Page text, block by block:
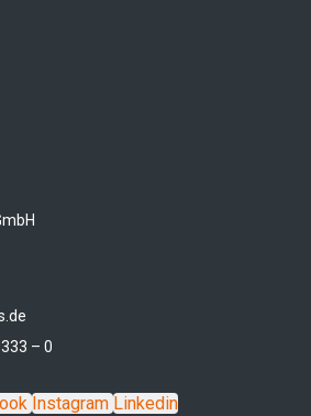
– 0
Instagram Linkedin